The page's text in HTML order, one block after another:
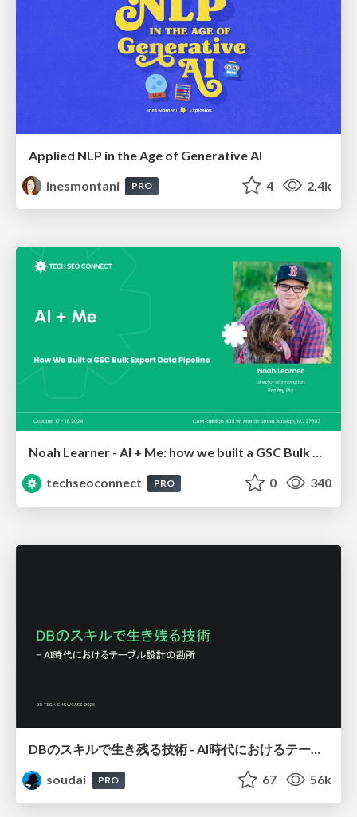
Applied NLP in the Age of Generative AI
inesmontani
PRO 4 2.4k
Noah Learner - AI + Me: how we built a GSC Bulk Export data pipeline
techseoconnect
PRO 0 340
DBのスキルで生き残る技術 - AI時代におけるテーブル設計の勘所
soudai
PRO 67 56k